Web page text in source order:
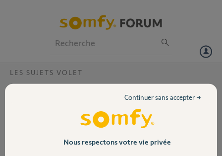
Volet
LES SUJETS VOLET
Impossible d'inverser le sens de rotation du
J'ai remplacé mon moteur oximo RTS 10/17 qui était défectueux.
Depuis , j'ai tout reprogrammer sans soucis sauf le sens de rotation.
Nous respectons votre vie privée
Continuer sans accepter →